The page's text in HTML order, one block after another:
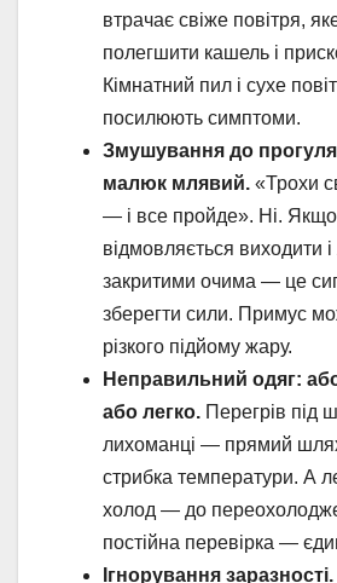
втрачає свіже повітря,
полегшити кашель і
Кімнатний пил і сухе
посилюють симптоми.
Змушування до
малюк млявий. «Трохи
— і все пройде». Ні.
відмовляється виходити
закритими очима — це
зберегти сили. Примус
різкого підйому жару.
Неправильний одяг:
або легко. Перегрів під
лихоманці — прямий
стрибка температури. А
холод — до
постійна перевірка —
Ігнорування заразності.